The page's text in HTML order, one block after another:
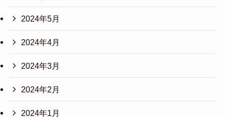
2024年5月
2024年4月
2024年3月
2024年2月
2024年1月